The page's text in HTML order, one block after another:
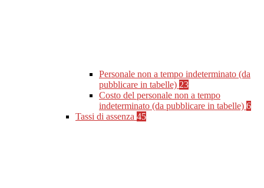
Personale non a tempo indeterminato (da
pubblicare in tabelle) 23
Costo del personale non a tempo
indeterminato (da pubblicare in tabelle) 6
Tassi di assenza 45